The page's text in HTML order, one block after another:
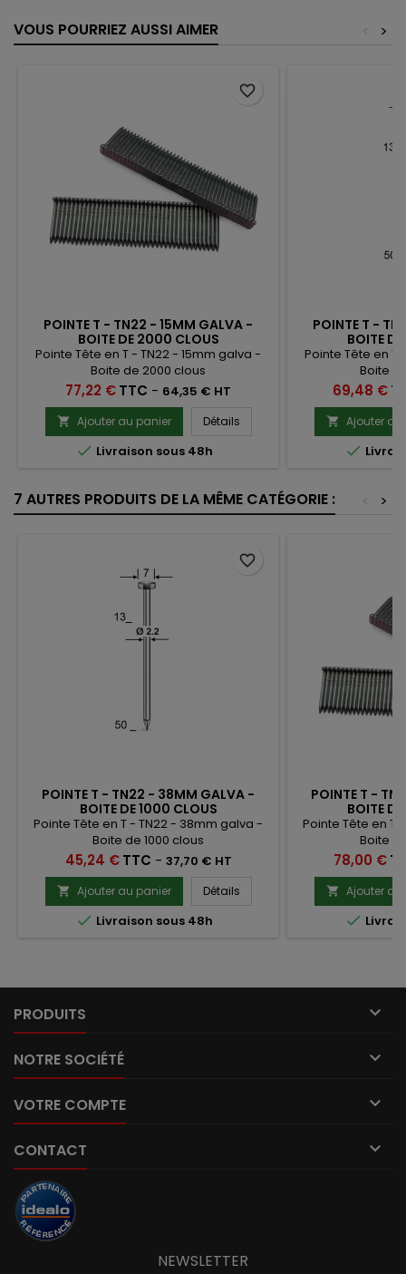
VOUS POURRIEZ AUSSI AIMER >
<
POINTE T - TN22 - 15MM GALVA -
BOITE DE 2000 CLOUS
Pointe Tête en T - TN22 - 15mm galva -
Boite de 2000 clous
Prix
77,22 €TTC - 64,35 € HT
 Ajouter au panier Détails
 Livraison sous 48h
favorite_border
POINTE T -
BOITE
Pointe Tête en T
Boite
Prix
69,48 €
 Ajouter au

7 AUTRES PRODUITS DE LA MÊME CATÉGORIE : >
<
POINTE T - TN22 - 38MM GALVA -
BOITE DE 1000 CLOUS
Pointe Tête en T - TN22 - 38mm galva -
Boite de 1000 clous
Prix
45,24 € TTC - 37,70 € HT
 Ajouter au panier Détails
 Livraison sous 48h
favorite_border
POINTE T -
BOITE
Pointe Tête en T
Boite
Prix
78,00 €
 Ajouter au

PRODUITS 
NOTRE SOCIÉTÉ 
VOTRE COMPTE 
CONTACT 
NEWSLETTER